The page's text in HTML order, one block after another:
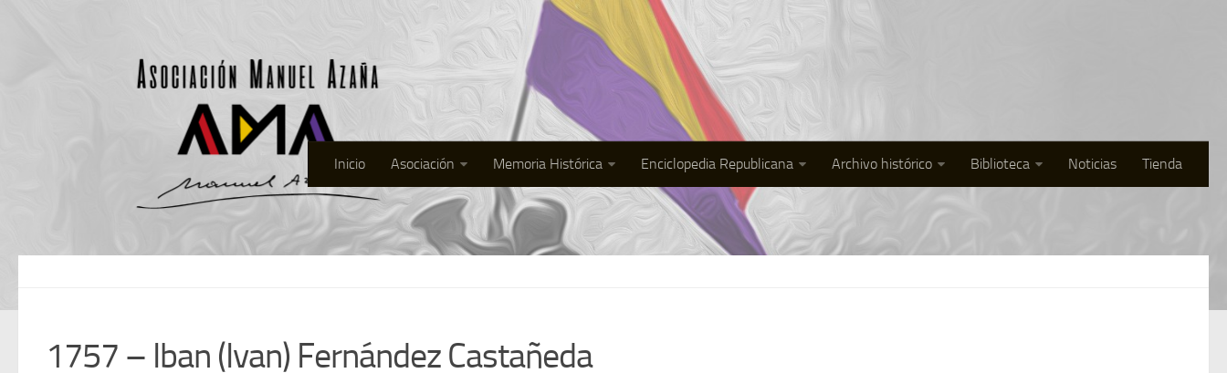
Inicio Asociación Memoria Histórica Enciclopedia Republicana Archivo histórico Biblioteca Noticias Tienda
1757 – Iban (Ivan) Fernández Castañeda